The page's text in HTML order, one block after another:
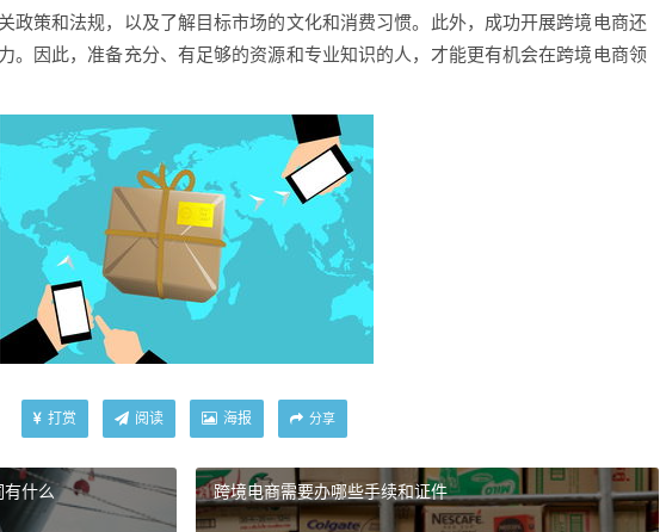
政策和法规，以及了解目标市场的文化和消费习惯。此外，成功开展跨境电商还
。因此，准备充分、有足够的资源和专业知识的人，才能更有机会在跨境电商领
打赏 阅读 海报 分享
什么 跨境电商需要办哪些手续和证件